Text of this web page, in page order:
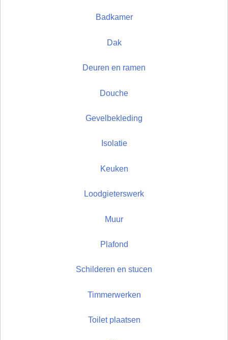
Badkamer
Dak
Deuren en ramen
Douche
Gevelbekleding
Isolatie
Keuken
Loodgieterswerk
Muur
Plafond
Schilderen en stucen
Timmerwerken
Toilet plaatsen